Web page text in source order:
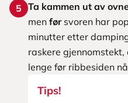
5 Ta kammen ut av
men førsvoren har
minutter etter
raskere
lenge før ribbesiden
Tips!